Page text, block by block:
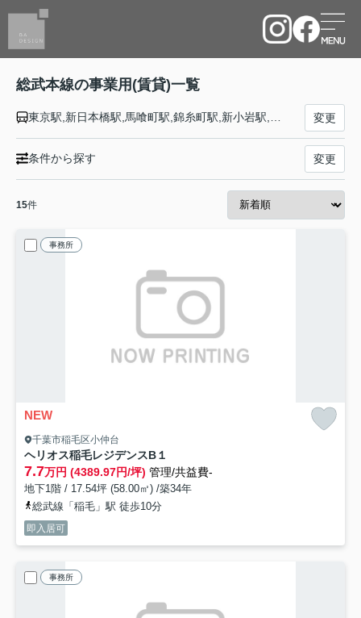
総武本線の事業用(賃貸)一覧
変更
条件から探す 変更
15件
事務所
NEW
千葉市稲毛区小仲台
ヘリオス稲毛レジデンスB１
7.7万円 (4389.97円/坪) 管理/共益費-
地下1階 / 17.54坪 (58.00㎡) /築34年
総武線「稲毛」駅 徒歩10分
即入居可
事務所